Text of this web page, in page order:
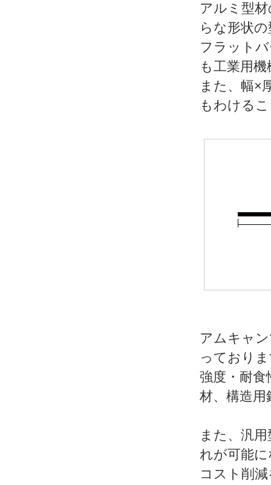
アルミ型
らな形状
フラット
も工業用
また、幅×
もわける
アムキャ
っており
強度・耐
材、構造
また、汎
れが可能
コスト削